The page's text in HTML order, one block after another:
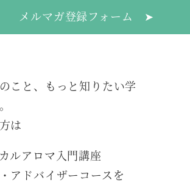
メルマガ登録フォーム ➤
こと、もっと知りたい学
は
ルアロマ入門講座
アドバイザーコースを